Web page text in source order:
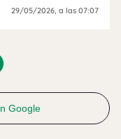
29/05/2026, a las 07:07
Google